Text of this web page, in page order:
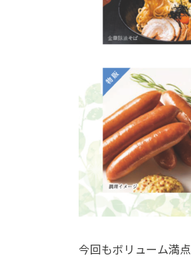
今回もボリューム満